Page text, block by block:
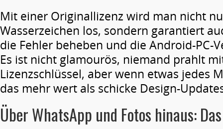
Mit einer Originallizenz wird man nicht
Wasserzeichen los, sondern garantiert
die Fehler beheben und die Android-PC-
Es ist nicht glamourös, niemand prahlt
Lizenzschlüssel, aber wenn etwas jedes
das mehr wert als schicke Design-
ÜberWhatsApp und Fotos hinaus: